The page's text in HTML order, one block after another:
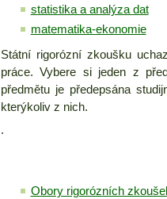
statistika a analýza dat
matematika-ekonomie
Státní rigorózní zkoušku
práce. Vybere si jeden z
předmětu je předepsána
kterýkoliv z nich.
.
Obory rigorózních